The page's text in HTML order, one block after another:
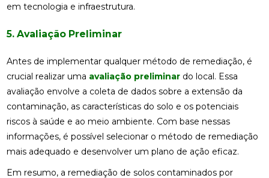
em tecnologia e infraestrutura.
5. Avaliação Preliminar
Antes de implementar qualquer método de remediação, é
crucial realizar uma avaliação preliminardo local. Essa
avaliação envolve a coleta de dados sobre a extensão da
contaminação, as características do solo e os potenciais
riscos à saúde e ao meio ambiente. Com base nessas
informações, é possível selecionar o método de remediação
mais adequado e desenvolver um plano de ação eficaz.
Em resumo, a remediação de solos contaminados por